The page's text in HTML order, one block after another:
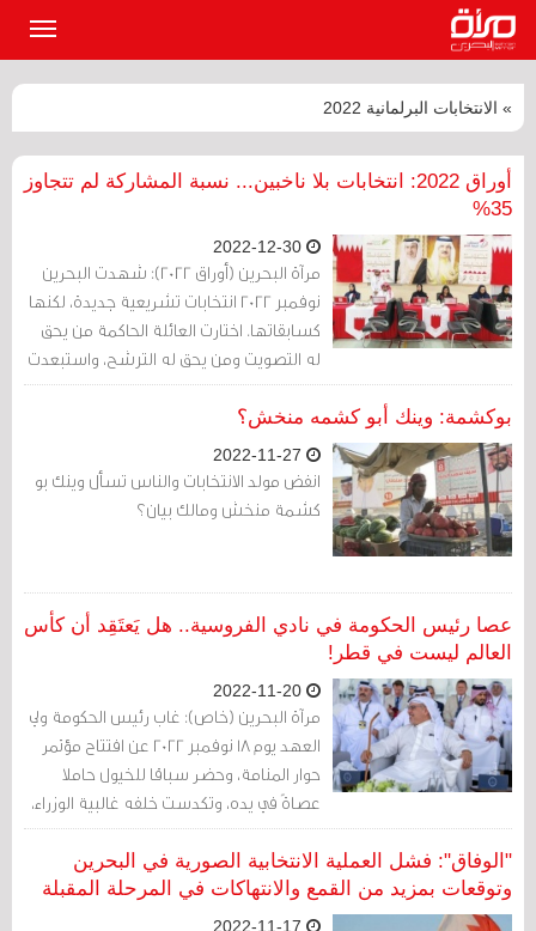
» الانتخابات البرلمانية 2022
أوراق 2022: انتخابات بلا ناخبين... نسبة المشاركة لم تتجاوز
35%
مرآة البحرين (أوراق 2022): شهدت البحرين
نوفمبر 2022 انتخابات تشريعية جديدة، لكنها
كسابقاتها. اختارت العائلة الحاكمة من يحق
له التصويت ومن يحق له الترشح، واستبعدت
من تريد من العرس الانتخابي العائلي.
بوكشمة: وينك أبو كشمه منخش؟
انفض مولد الانتخابات والناس تسأل وينك بو
كشمة منخش ومالك بيان؟
عصا رئيس الحكومة في نادي الفروسية.. هل يَعتَقِد أن كأس
العالم ليست في قطر!
مرآة البحرين (خاص): غاب رئيس الحكومة ولي
العهد يوم 18 نوفمبر 2022 عن افتتاح مؤتمر
حوار المنامة، وحضر سباقا للخيول حاملا
عصاةً في يده، وتكدست خلفه غالبية الوزراء،
وفي ظهره تماما سفيران بريطانيان، السفير
الحالي، والسفير السابق إيان لينزي الذي أصبح
موظفا لدى حكومة البحرين وتحديدا في
شركة ممتلكات.
"الوفاق": فشل العملية الانتخابية الصورية في البحرين
وتوقعات بمزيد من القمع والانتهاكات في المرحلة المقبلة